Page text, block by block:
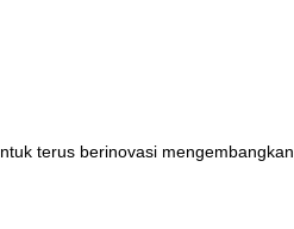
terus berinovasi mengembangkan